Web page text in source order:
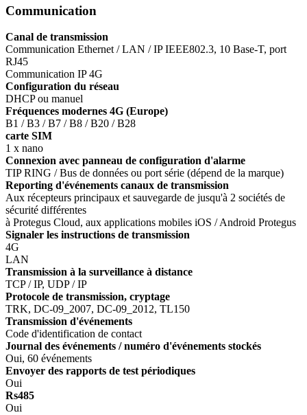
Communication
Canal de transmission
Communication Ethernet / LAN / IP IEEE802.3, 10 Base-T, port
RJ45
Communication IP 4G
Configuration du réseau
DHCP ou manuel
Fréquences modernes 4G (Europe)
B1 / B3 / B7 / B8 / B20 / B28
carte SIM
1 x nano
Connexion avec panneau de configuration d'alarme
TIP RING / Bus de données ou port série (dépend de la marque)
Reporting d'événements canaux de transmission
Aux récepteurs principaux et sauvegarde de jusqu'à 2 sociétés de
sécurité différentes
à Protegus Cloud, aux applications mobiles iOS / Android Protegus
Signaler les instructions de transmission
4G
LAN
Transmission à la surveillance à distance
TCP / IP, UDP / IP
Protocole de transmission, cryptage
TRK, DC-09_2007, DC-09_2012, TL150
Transmission d'événements
Code d'identification de contact
Journal des événements / numéro d'événements stockés
Oui, 60 événements
Envoyer des rapports de test périodiques
Oui
Rs485
Oui